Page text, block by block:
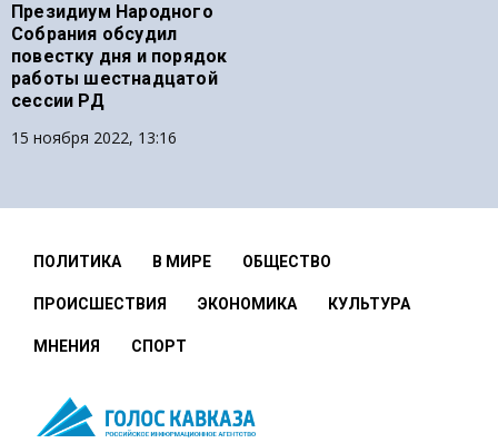
Президиум Народного
Собрания обсудил
повестку дня и порядок
работы шестнадцатой
сессии РД
15 ноября 2022, 13:16
ПОЛИТИКА В МИРЕ ОБЩЕСТВО
ПРОИСШЕСТВИЯ ЭКОНОМИКА КУЛЬТУРА
МНЕНИЯ СПОРТ